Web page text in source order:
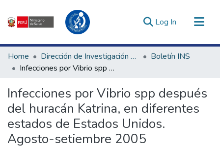
Log In (current)
Communities & Collections
All of DSpace
Estadísticas Externas
Enlaces de interés ▾
Home Dirección de Investigación e Innovación en Salud
Boletín INS
Infecciones por Vibrio spp después del huracán Katrina, en diferentes estados de Estados Unidos. Agosto-setiembre 2005
Infecciones por Vibrio spp después
del huracán Katrina, en diferentes
estados de Estados Unidos.
Agosto-setiembre 2005